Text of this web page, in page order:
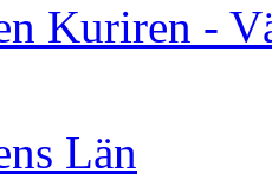
Kuriren -
Län